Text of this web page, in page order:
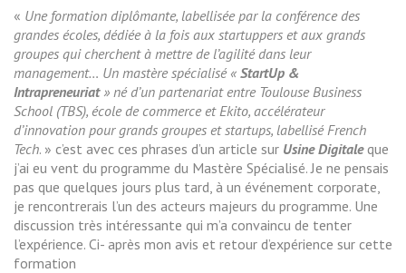
« Une formation diplômante, labellisée par la conférence des
grandes écoles, dédiée à la fois aux startuppers et aux grands
groupes qui cherchent à mettre de l’agilité dans leur
management… Un mastère spécialisé « StartUp &
Intrapreneuriat» né d’un partenariat entre Toulouse Business
School (TBS), école de commerce et Ekito, accélérateur
d’innovation pour grands groupes et startups, labellisé French
Tech. » c’est avec ces phrases d’un article sur Usine Digitaleque
j’ai eu vent du programme du Mastère Spécialisé. Je ne pensais
pas que quelques jours plus tard, à un événement corporate,
je rencontrerais l’un des acteurs majeurs du programme. Une
discussion très intéressante qui m’a convaincu de tenter
l’expérience. Ci- après mon avis et retour d’expérience sur cette
formation